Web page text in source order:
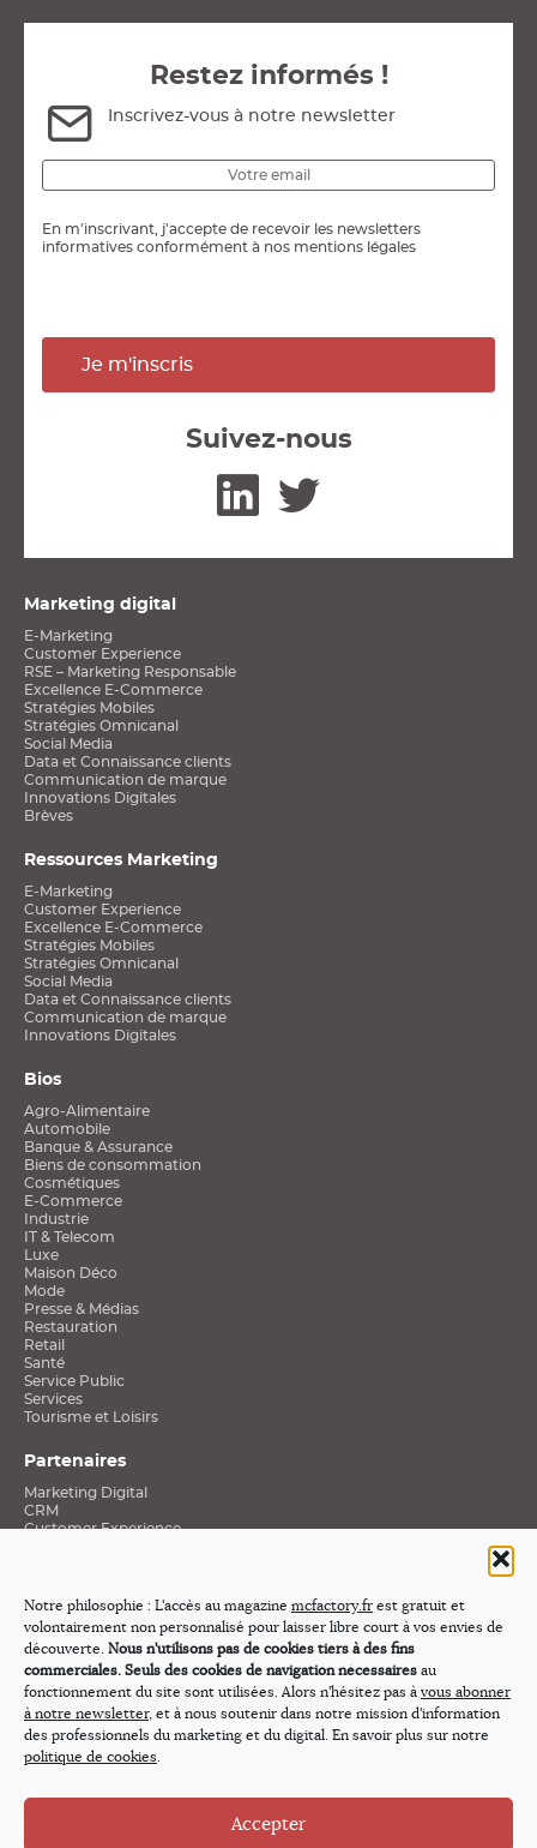
Notre philosophie : L'accès au magazine mcfactory.fr est gratuit et
volontairement non personnalisé pour laisser libre court à vos envies de
découverte. Nous n'utilisons pas de cookies tiers à des fins
commerciales. Seuls des cookies de navigation nécessaires au
fonctionnement du site sont utilisées. Alors n'hésitez pas à vous abonner
à notre newsletter, et à nous soutenir dans notre mission d'information
des professionnels du marketing et du digital. En savoir plus sur notre
politique de cookies
Accepter
Marketing digital
E-Marketing
Customer Experience
RSE – Marketing Responsable
Excellence E-Commerce
Stratégies Mobiles
Stratégies Omnicanal
Social Media
Data et Connaissance clients
Communication de marque
Innovations Digitales
Brèves
Ressources Marketing
E-Marketing
Customer Experience
Excellence E-Commerce
Stratégies Mobiles
Stratégies Omnicanal
Social Media
Data et Connaissance clients
Communication de marque
Innovations Digitales
Bios
Agro-Alimentaire
Automobile
Banque & Assurance
Biens de consommation
Cosmétiques
E-Commerce
Industrie
IT & Telecom
Luxe
Maison Déco
Mode
Presse & Médias
Restauration
Retail
Santé
Service Public
Services
Tourisme et Loisirs
Partenaires
Marketing Digital
CRM
Customer Experience
Excellence E-Commerce
Médias
Revue de presse
Nos émissions
Webtv « Innovation & Cross-média »
Et si j’étais Président
Demain, les Marques…
Expérience Client Stories
Évasions
Les Regards Croisés du Marketing Digital
La Boîte à Outils du Digital Marketer
Restez informés !
Inscrivez-vous à notre newsletter
En m'inscrivant, j'accepte de recevoir les newsletters
informatives conformément à nos mentions légales
Je m'inscris
Suivez-nous
Linkedin